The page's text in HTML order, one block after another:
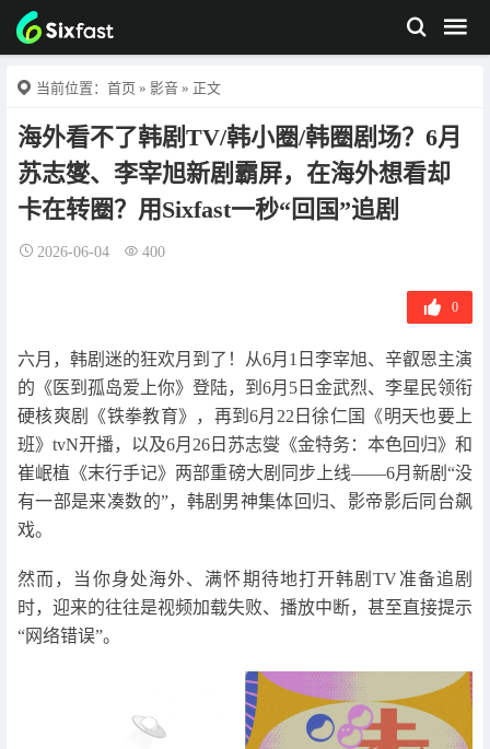
当前位置： 首页 » 影音 » 正文
海外看不了韩剧TV/韩小圈/韩圈剧场？6月
苏志燮、李宰旭新剧霸屏，在海外想看却
卡在转圈？用Sixfast一秒“回国”追剧
2026-06-04 400
0
六月，韩剧迷的狂欢月到了！从6月1日李宰旭、辛叡恩主演
的《医到孤岛爱上你》登陆，到6月5日金武烈、李星民领衔
硬核爽剧《铁拳教育》，再到6月22日徐仁国《明天也要上
班》tvN开播，以及6月26日苏志燮《金特务：本色回归》和
崔岷植《末行手记》两部重磅大剧同步上线——6月新剧“没
有一部是来凑数的”，韩剧男神集体回归、影帝影后同台飙
戏。
然而，当你身处海外、满怀期待地打开韩剧TV准备追剧
时，迎来的往往是视频加载失败、播放中断，甚至直接提示
“网络错误”。